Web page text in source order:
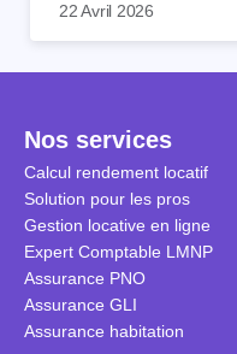
nombreux avantages à
expliquons tout dans
22 Avril 2026
Nos services
Calcul rendement locatif
Solution pour les pros
Gestion locative en ligne
Expert Comptable LMNP
Assurance PNO
Assurance GLI
Assurance habitation